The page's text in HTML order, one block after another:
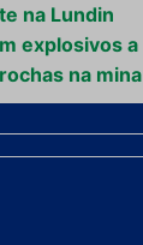
na Lundin
explosivos a
na mina